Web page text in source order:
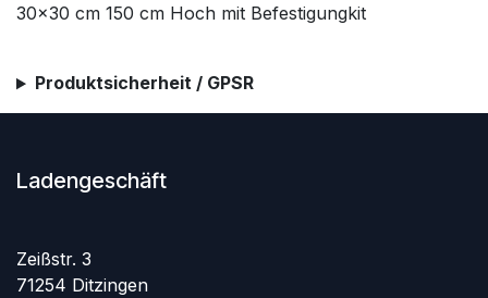
30x30 cm 150 cm Hoch mit Befestigungkit
Produktsicherheit / GPSR
Ladengeschäft
Zeißstr. 3
71254 Ditzingen